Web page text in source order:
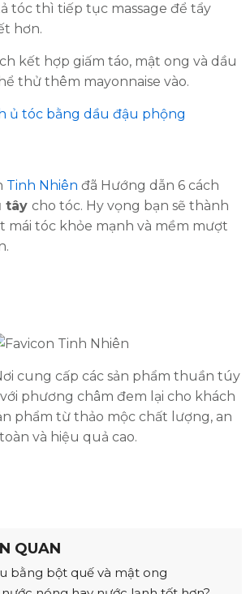
tóc thì tiếp tục massage để tẩy
hơn.
kết hợp giấm táo, mật ong và dầu
thử thêm mayonnaise vào.
ủ tóc bằng dầu đậu phộng
Tinh Nhiên đã Hướng dẫn 6 cách
tây cho tóc. Hy vọng bạn sẽ thành
mái tóc khỏe mạnh và mềm mượt
cung cấp các sản phẩm thuần túy
phương châm đem lại cho khách
phẩm từ thảo mộc chất lượng, an
toàn và hiệu quả cao.
QUAN
bằng bột quế và mật ong